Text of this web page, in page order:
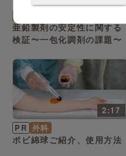
亜鉛製剤の安定性に関する
検証〜一包化調剤の課題〜
2:17
PR 外科
ポビ綿球ご紹介、使用方法